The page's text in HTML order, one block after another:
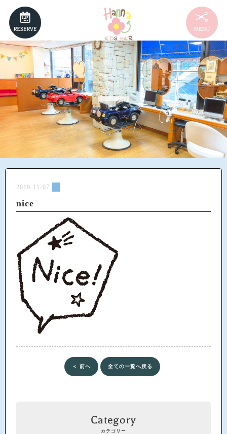
NEWS
MENU
HAIRSTYLE
STAFF
2019-11-07
nice
＜ 前へ 全ての一覧へ戻る
Category
カテゴリー